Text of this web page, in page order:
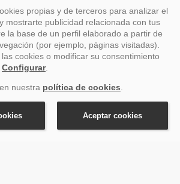
sido beneficiaria del Fondo Europeo de Desarrollo
objetivo es mejorar la competitividad de las pymes
de la innovación, el desarrollo tecnológico, la
el uso seguro y fiable del ciberespacio. Gracias a
ha puesto en marcha un Plan de Acción
para reforzar su competitividad empresarial,
y la ciberseguridad. Para ello, ha contado con el